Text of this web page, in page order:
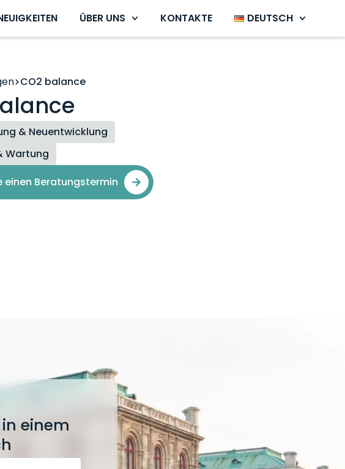
ÜBER UNS KONTAKTE DEUTSCH
CO2 balance
& Neuentwicklung
Wartung
einen Beratungstermin
einem